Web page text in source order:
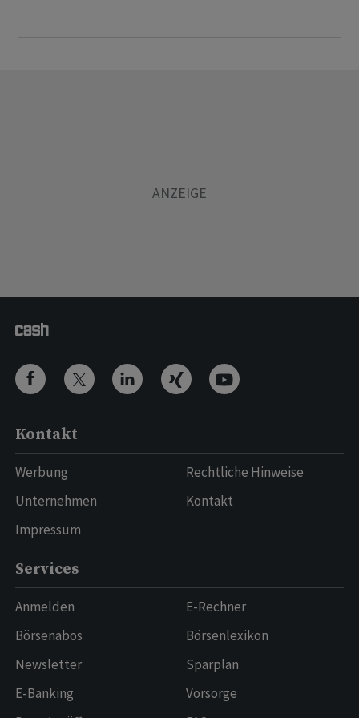
Kontakt
Werbung
Unternehmen
Impressum
Rechtliche Hinweise
Kontakt
Services
Anmelden
Börsenabos
Newsletter
E-Banking
E-Rechner
Börsenlexikon
Sparplan
Vorsorge